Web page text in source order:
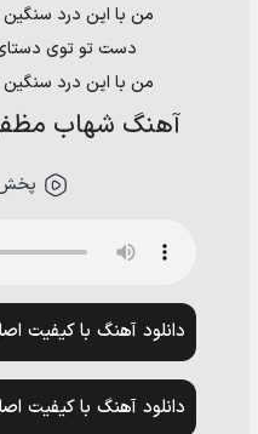
من با این درد سنگین
دست تو توی
من با این درد سنگین
آهنگ شهاب
پخش
دانلود آهنگ با کیفیت
دانلود آهنگ با کیفیت